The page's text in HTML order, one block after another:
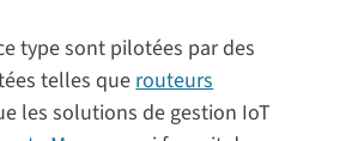
type sont pilotées par des
telles que routeurs
les solutions de gestion IoT